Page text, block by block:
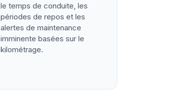
le temps de conduite, les
périodes de repos et les
alertes de maintenance
imminente basées sur le
kilométrage.